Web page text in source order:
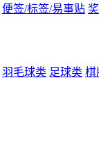
便签/标签/易事贴
羽毛球类 足球类 棋